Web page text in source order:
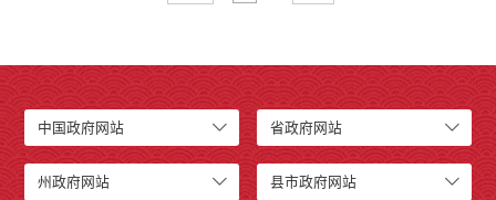
中国政府网站 省政府网站
州政府网站 县市政府网站